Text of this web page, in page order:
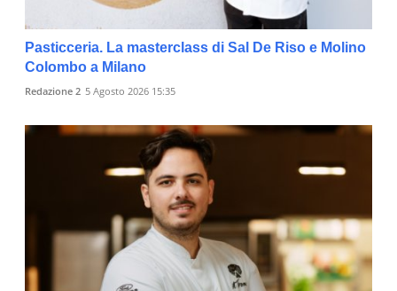
Pasticceria. La masterclass di Sal De Riso e Molino
Colombo a Milano
Redazione 2 5 Agosto 2026 15:35